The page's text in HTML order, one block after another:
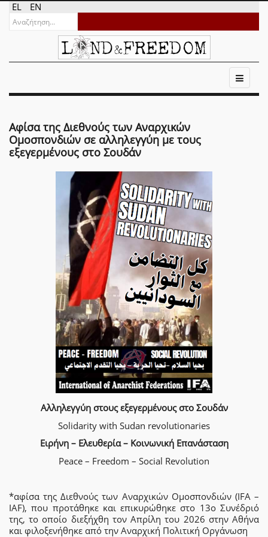
EL EN
Αφίσα της Διεθνούς των Αναρχικών
Ομοσπονδιών σε αλληλεγγύη με τους
εξεγερμένους στο Σουδάν
Αλληλεγγύη στους εξεγερμένους στο Σουδάν
Solidarity with Sudan revolutionaries
Ειρήνη – Ελευθερία – Κοινωνική Επανάσταση
Peace – Freedom – Social Revolution
*αφίσα της Διεθνούς των Αναρχικών Ομοσπονδιών (IFA –
IAF), που προτάθηκε και επικυρώθηκε στο 13ο Συνέδριό
της, το οποίο διεξήχθη τον Απρίλη του 2026 στην Αθήνα
και φιλοξενήθηκε από την Αναρχική Πολιτική Οργάνωση